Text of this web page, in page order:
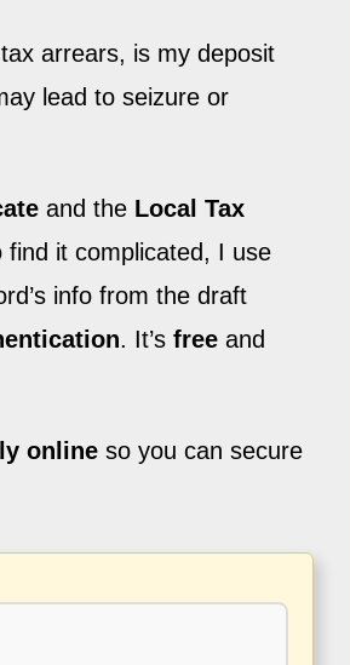
arrears, is my deposit
lead to seizure or
and the Local Tax
find it complicated, I use
info from the draft
. It’s free and
online so you can secure